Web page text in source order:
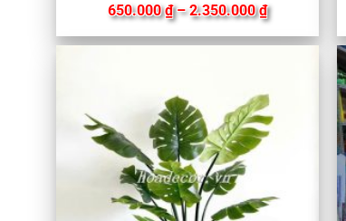
650.000₫ – 2.350.000₫Khoảng
giá:
từ
2.350.000 ₫